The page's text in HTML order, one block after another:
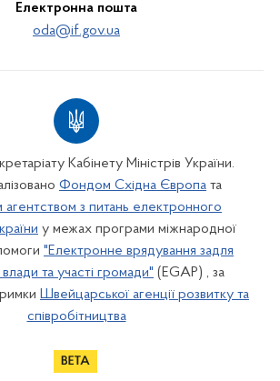
Електронна пошта
oda@if.gov.ua
Кабінету Міністрів України.
Фондом Східна Європа та
з питань електронного
у межах програми міжнародної
"Електронне врядування задля
влади та участі громади" (EGAP) , за
Швейцарської агенції розвитку та
співробітництва